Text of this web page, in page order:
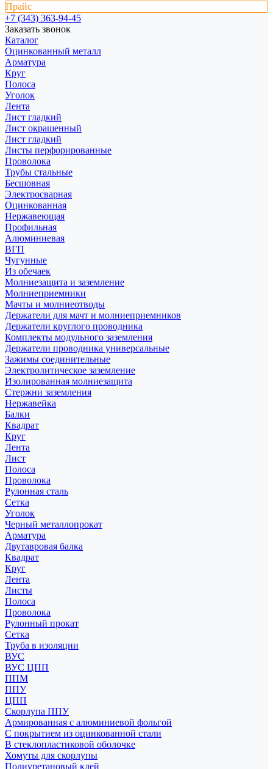
Прайс
+7 (343) 363-94-45
Заказать звонок
Каталог
Оцинкованный металл
Арматура
Круг
Полоса
Уголок
Лента
Лист гладкий
Лист окрашенный
Лист гладкий
Листы перфорированные
Проволока
Трубы стальные
Бесшовная
Электросварная
Оцинкованная
Нержавеющая
Профильная
Алюминиевая
ВГП
Чугунные
Из обечаек
Молниезащита и заземление
Молниеприемники
Мачты и молниеотводы
Держатели для мачт и молниеприемников
Держатели круглого проводника
Комплекты модульного заземления
Держатели проводника универсальные
Зажимы соединительные
Электролитическое заземление
Изолированная молниезащита
Стержни заземления
Нержавейка
Балки
Квадрат
Круг
Лента
Лист
Полоса
Проволока
Рулонная сталь
Сетка
Уголок
Черный металлопрокат
Арматура
Двутавровая балка
Квадрат
Круг
Лента
Листы
Полоса
Проволока
Рулонный прокат
Сетка
Труба в изоляции
ВУС
ВУС ЦПП
ППМ
ППУ
ЦПП
Скорлупа ППУ
Армированная с алюминиевой фольгой
С покрытием из оцинкованной стали
В стеклопластиковой оболочке
Хомуты для скорлупы
Полиуретановый клей